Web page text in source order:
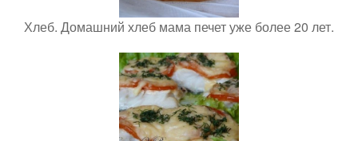
Хлеб. Домашний хлеб мама печет уже более 20 лет.